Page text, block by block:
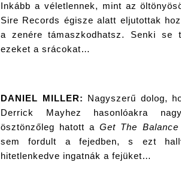
Inkább a véletlennek, mint az
Sire Records égisze alatt eljutottak
a zenére támaszkodhatsz. Senki se
ezeket a srácokat…
DANIEL MILLER: Nagyszerű dolog,
Derrick Mayhez hasonlóakra
ösztönzőleg hatott aGet The
sem fordult a fejedben, s ezt
hitetlenkedve ingatnák a fejüket…